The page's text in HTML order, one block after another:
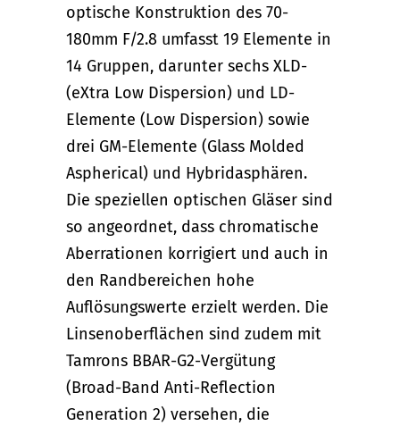
optische Konstruktion des 70-
180mm F/2.8 umfasst 19 Elemente in
14 Gruppen, darunter sechs XLD-
(eXtra Low Dispersion) und LD-
Elemente (Low Dispersion) sowie
drei GM-Elemente (Glass Molded
Aspherical) und Hybridasphären.
Die speziellen optischen Gläser sind
so angeordnet, dass chromatische
Aberrationen korrigiert und auch in
den Randbereichen hohe
Auflösungswerte erzielt werden. Die
Linsenoberflächen sind zudem mit
Tamrons BBAR-G2-Vergütung
(Broad-Band Anti-Reflection
Generation 2) versehen, die